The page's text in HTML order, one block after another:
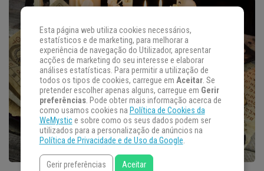
Esta página web utiliza cookies necessários,
estatísticos e de marketing, para melhorar a
experiência de navegação do Utilizador, apresentar
acções de marketing do seu interesse e elaborar
análises estatísticas. Para permitir a utilização de
todos os tipos de cookies, carregue em Aceitar. Se
pretender escolher apenas alguns, carregue em Gerir
preferências. Pode obter mais informação acerca de
como usamos cookies na Política de Cookies da
WeMystice sobre como os seus dados podem ser
utilizados para a personalização de anúncios na
Política de Privacidade e de Uso da Google.
Gerir preferências Aceitar